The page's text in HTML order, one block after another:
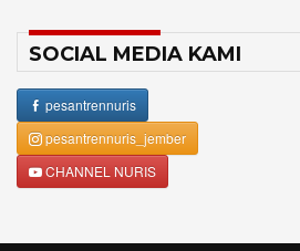
SOCIAL MEDIA KAMI
pesantrennuris
pesantrennuris_jember
CHANNEL NURIS